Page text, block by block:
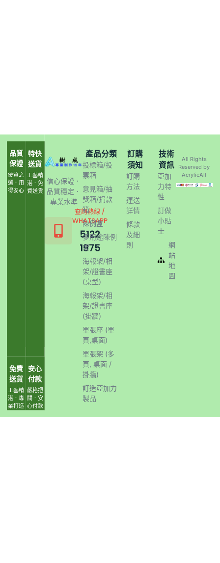
品質
保證
優質之
選．用
得安心
特快
送貨
工藝精
湛．免
費送貨
免費
送貨
工藝精
湛．專
業打造
安心
付款
嚴格把
關．安
心付款
信心保證．
品質穩定．
專業水準
查詢熱線 /
WHATSAPP
5122
1975
產品分類
投標箱/投
票箱
意見箱/抽
獎箱/捐款
箱
陳例盒
多用途陳例
架
海報架/相
架/證書座
(桌型)
海報架/相
架/證書座
(掛牆)
單張座 (單
頁,桌面)
單張架 (多
頁, 桌面 /
掛牆)
訂造亞加力
製品
訂購
須知
訂購
方法
運送
詳情
條款
及細
則
技術
資訊
亞加
力特
性
訂做
小貼
士
網
站
地
圖
All Rights
Reserved by
AcrylicAll